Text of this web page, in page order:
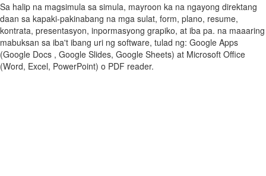
Sa halip na magsimula sa simula, mayroon ka na ngayong direktang
daan sa kapaki-pakinabang na mga sulat, form, plano, resume,
kontrata, presentasyon, inpormasyong grapiko, at iba pa. na maaaring
mabuksan sa iba't ibang uri ng software, tulad ng: Google Apps
(Google Docs , Google Slides, Google Sheets) at Microsoft Office
(Word, Excel, PowerPoint) o PDF reader.